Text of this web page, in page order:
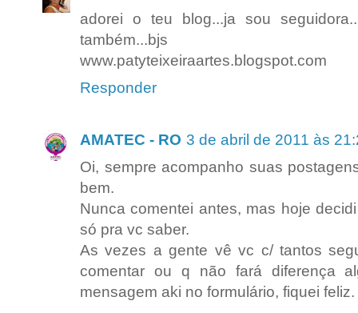
adorei o teu blog...ja sou
também...bjs
www.patyteixeiraartes.blogspot.com
Responder
AMATEC - RO 3 de abril de 2011 às
Oi, sempre acompanho suas
bem.
Nunca comentei antes, mas hoje
só pra vc saber.
As vezes a gente vê vc c/ tantos
comentar ou q não fará diferença
mensagem aki no formulário, fiquei feliz.